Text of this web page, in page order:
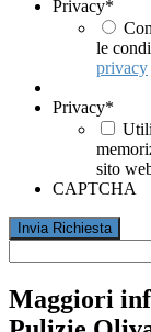
Privacy*
le
privacy
Privacy*
sito
CAPTCHA
Maggiori